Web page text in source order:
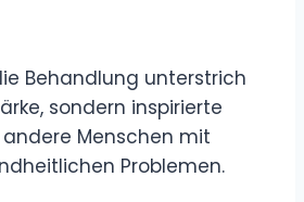
Behandlung unterstrich
sondern inspirierte
Menschen mit
Problemen.